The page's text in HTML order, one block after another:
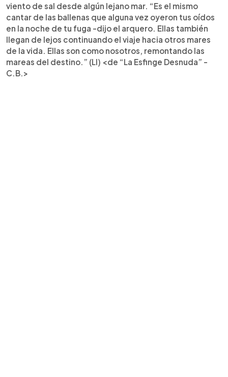
viento de sal desde algún lejano mar. “Es el mismo
cantar de las ballenas que alguna vez oyeron tus oídos
en la noche de tu fuga -dijo el arquero. Ellas también
llegan de lejos continuando el viaje hacia otros mares
de la vida. Ellas son como nosotros, remontando las
mareas del destino.” (LI) <de “La Esfinge Desnuda” -
C.B.>